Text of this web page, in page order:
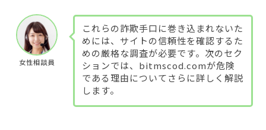
女性相談員
これらの詐欺手口に巻き込まれないた
めには、サイトの信頼性を確認するた
めの厳格な調査が必要です。次のセク
ションでは、bitmscod.comが危険
である理由についてさらに詳しく解説
します。